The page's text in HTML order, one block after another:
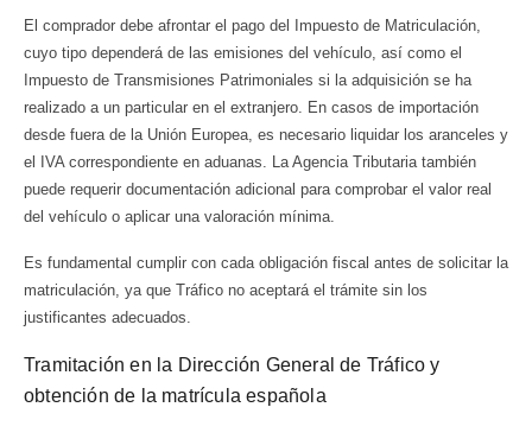
El comprador debe afrontar el pago del Impuesto de Matriculación,
cuyo tipo dependerá de las emisiones del vehículo, así como el
Impuesto de Transmisiones Patrimoniales si la adquisición se ha
realizado a un particular en el extranjero. En casos de importación
desde fuera de la Unión Europea, es necesario liquidar los aranceles y
el IVA correspondiente en aduanas. La Agencia Tributaria también
puede requerir documentación adicional para comprobar el valor real
del vehículo o aplicar una valoración mínima.
Es fundamental cumplir con cada obligación fiscal antes de solicitar la
matriculación, ya que Tráfico no aceptará el trámite sin los
justificantes adecuados.
Tramitación en la Dirección General de Tráfico y
obtención de la matrícula española